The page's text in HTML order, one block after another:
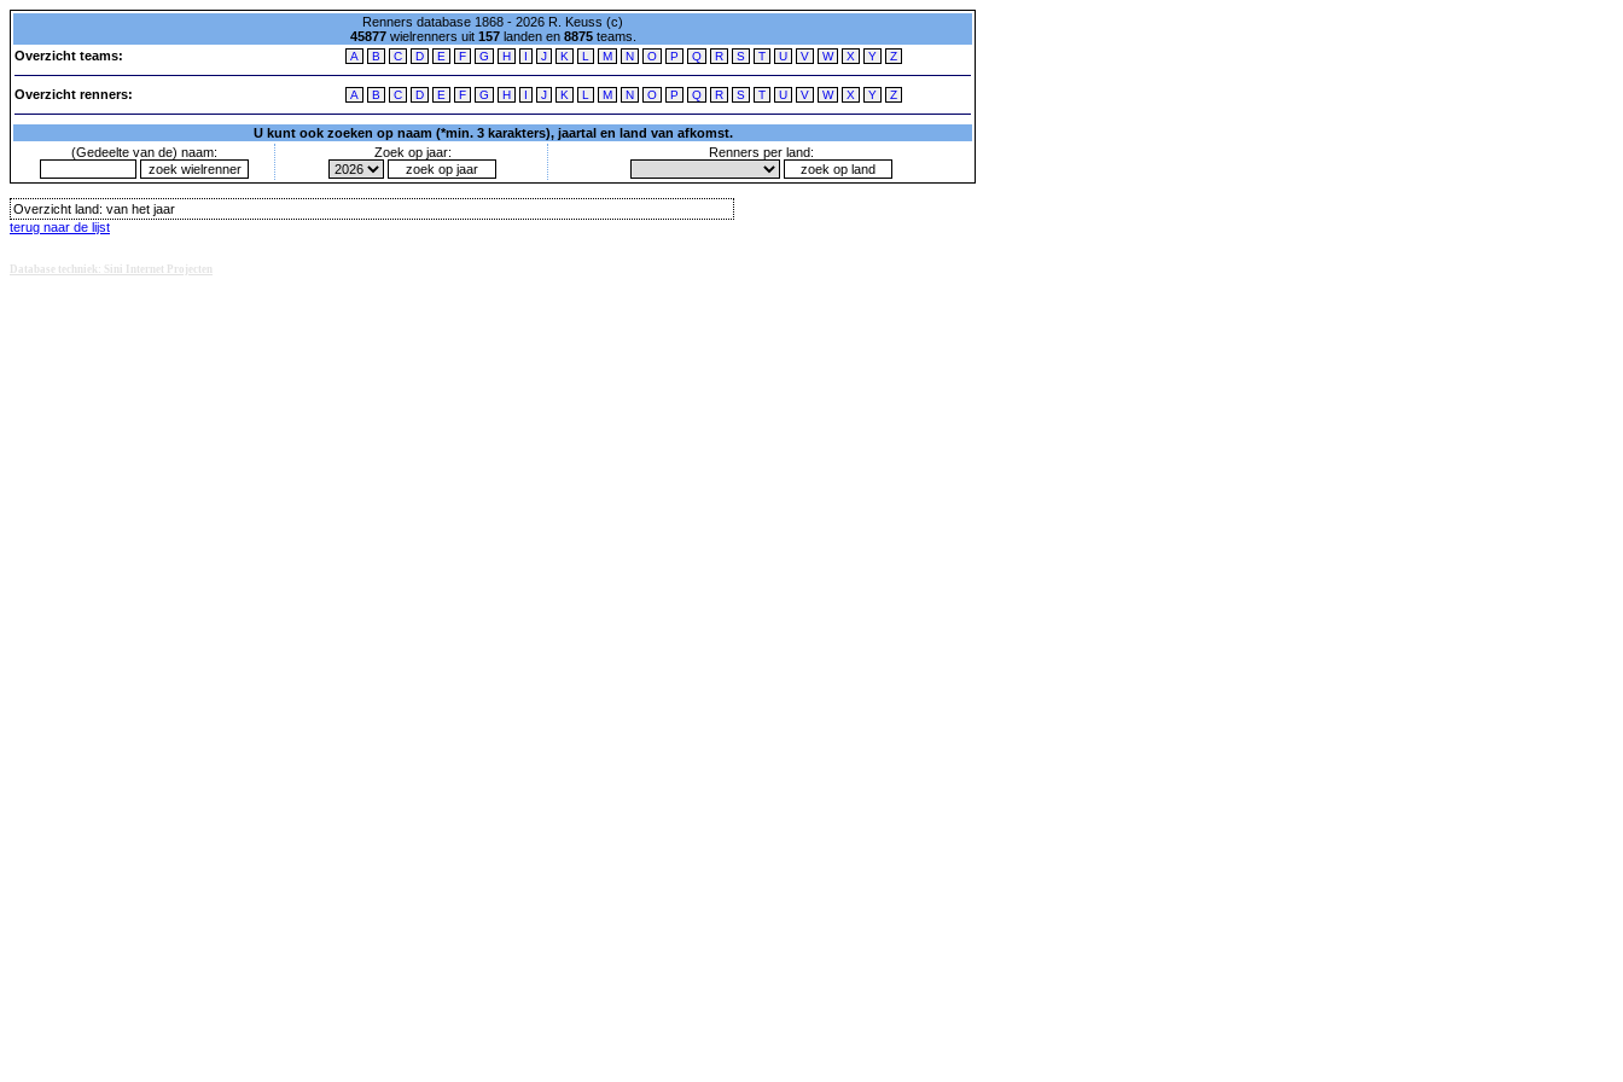
Renners database 1868 - 2026 R. Keuss (c)
45877wielrenners uit 157landen en 8875teams.
Overzicht teams:
A B C D E F G H I J K L M N O P Q R S T U V W X Y Z
Overzicht renners: A B C D E F G H I J K L M N O P Q R S T U V W X Y Z
U kunt ook zoeken op naam (*min. 3 karakters), jaartal en land van afkomst.
(Gedeelte van de) naam:
Zoek op jaar: Renners per land:
Overzicht land: van het jaar
terug naar de lijst
Database techniek: Sini Internet Projecten